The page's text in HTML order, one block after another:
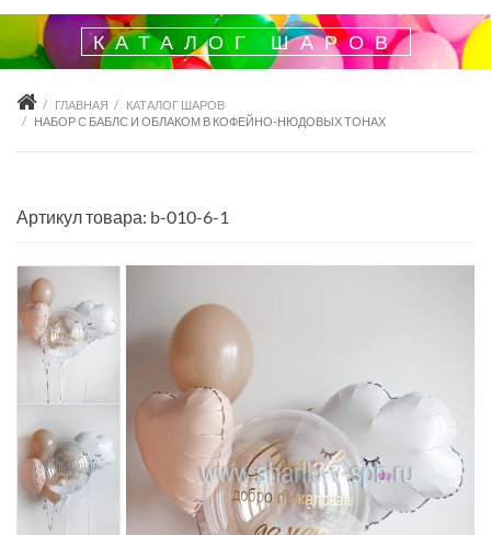
КАТАЛОГ ШАРОВ
ГЛАВНАЯ
КАТАЛОГ ШАРОВ
НАБОР С БАБЛС И ОБЛАКОМ В КОФЕЙНО-НЮДОВЫХ ТОНАХ
Артикул товара: b-010-6-1